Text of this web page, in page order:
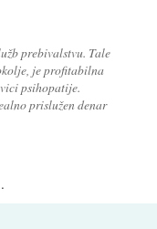
prebivalstvu. Tale
je profitabilna
psihopatije.
prislužen denar